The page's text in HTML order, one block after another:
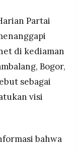
arahan
Partai
di kediaman
Bogor,
sebagai
visi
bahwa